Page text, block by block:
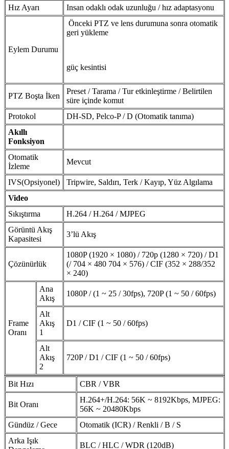
Hız Ayarı Insan odaklı odak uzunluğu / hız adaptasyonu
Eylem Durumu
Önceki PTZ ve lens durumuna sonra otomatik
geri yükleme
güç kesintisi
PTZ Boşta İken
Preset / Tarama / Tur etkinleştirme / Belirtilen
süre içinde komut
Protokol
DH-SD, Pelco-P / D (Otomatik tanıma)
Akıllı
Fonksiyon
Otomatik
İzleme
Mevcut
IVS(Opsiyonel)
Tripwire, Saldırı, Terk / Kayıp, Yüz Algılama
Video
Sıkıştırma
H.264 / H.264 / MJPEG
Görüntü Akış
Kapasitesi
3’lü Akış
Çözünürlük
1080P (1920 × 1080) / 720p (1280 × 720) / D1
(/ 704 × 480 704 × 576) / CIF (352 × 288/352
× 240)
Frame
Oranı
Ana
Akış
1080P / (1 ~ 25 / 30fps), 720P (1 ~ 50 / 60fps)
Alt
Akış
1
D1 / CIF (1 ~ 50 / 60fps)
Alt
Akış
2
720P / D1 / CIF (1 ~ 50 / 60fps)
Bit Hızı CBR / VBR
Bit Oranı
H.264+/H.264: 56K ~ 8192Kbps, MJPEG:
56K ~ 20480Kbps
Gündüz / Gece
Otomatik (ICR) / Renkli / B / S
Arka Işık
BLC / HLC / WDR (120dB)